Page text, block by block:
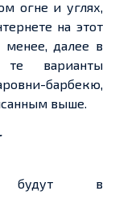
огне и углях,
на этот
менее, далее в
те варианты
барбекю,
выше.
будут в